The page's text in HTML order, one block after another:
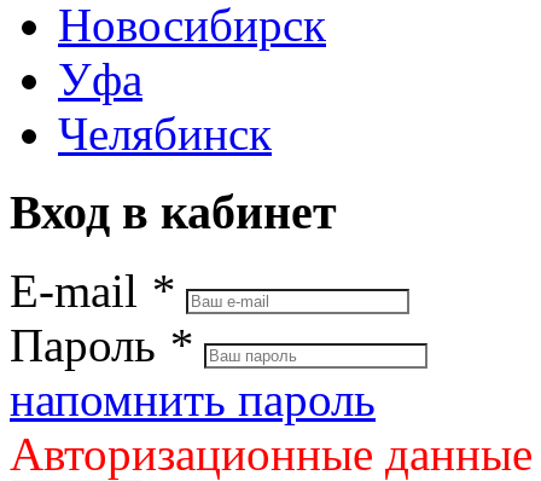
Новосибирск
Уфа
Челябинск
Вход в кабинет
E-mail *
Пароль *
напомнить пароль
Авторизационные